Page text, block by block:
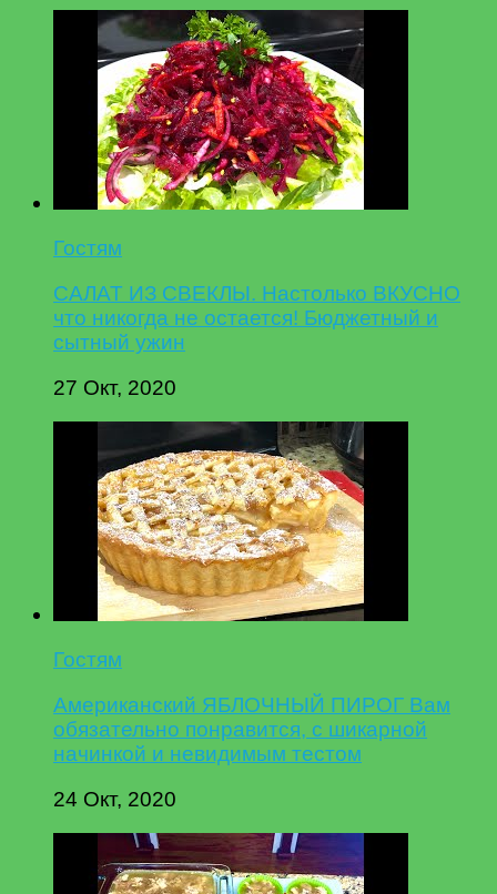
Гостям
САЛАТ ИЗ СВЕКЛЫ. Настолько ВКУСНО
что никогда не остается! Бюджетный и
сытный ужин
27 Окт, 2020
Гостям
Американский ЯБЛОЧНЫЙ ПИРОГ Вам
обязательно понравится, с шикарной
начинкой и невидимым тестом
24 Окт, 2020